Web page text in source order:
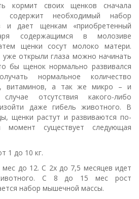
кормит своих щенков сначала
содержит необходимый набор
и дает щенкам «приобретенный
содержащимся в молозиве
щенки сосут молоко матери.
открыли глаза можно начинать
бы щенок нормально развивался
нормальное количество
витаминов, а так же микро – и
отсутствия какого-либо
даже гибель животного. В
щенки растут и развиваются по-
существует следующая
1 до 10 кг.
до 12. С 2х до 7,5 месяцев идет
С 8 до 15 мес рост
набор мышечной массы.